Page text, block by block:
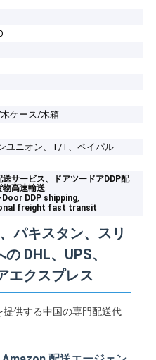
ケース/木箱
ユニオン、T/T、ペイパル
送サービス、ドアツードアDDP配
物高速輸送
DDP shipping,
freight fast transit
パキスタン、スリ
DHL、UPS、
エクスプレス
供する中国の専門配送代